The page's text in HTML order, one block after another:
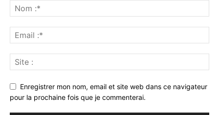
Enregistrer mon nom, email et site web dans ce navigateur
pour la prochaine fois que je commenterai.